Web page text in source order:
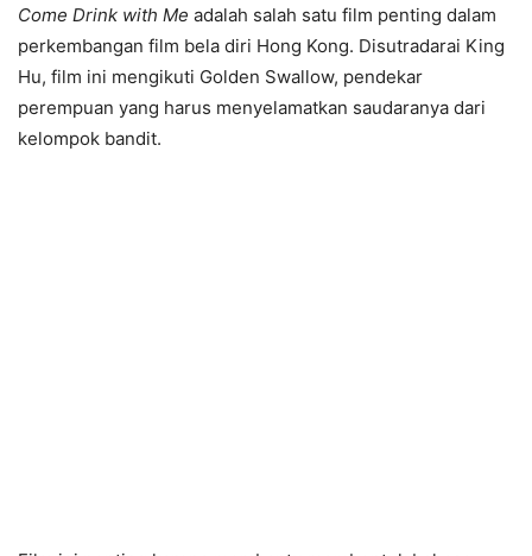
Come Drink with Me adalah salah satu film penting dalam
perkembangan film bela diri Hong Kong. Disutradarai King
Hu, film ini mengikuti Golden Swallow, pendekar
perempuan yang harus menyelamatkan saudaranya dari
kelompok bandit.